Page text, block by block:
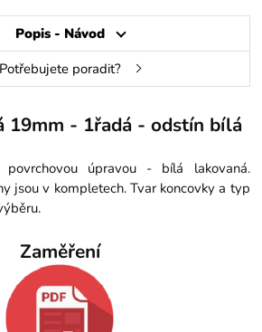
Popis - Návod
Potřebujete poradit?
19mm - 1řadá - odstín bílá
povrchovou úpravou - bílá lakovaná.
jsou v kompletech. Tvar koncovky a typ
Zaměření